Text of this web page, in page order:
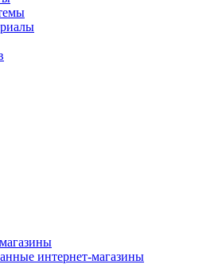
интернет-магазины